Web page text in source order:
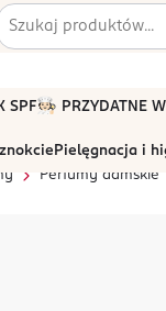
SPF🧑🏻‍🍳 PRZYDATNE
Pielęgnacja i
Perfumy damskie